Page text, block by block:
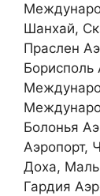
Шанхай,
Праслен
Борисполь
Болонья
Аэропорт,
Доха,
Гардия